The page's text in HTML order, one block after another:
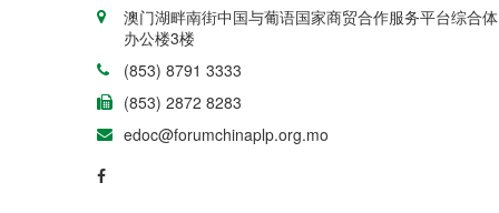
澳门湖畔南街中国与葡语国家商贸合作服务平台综合体
办公楼3楼
(853) 8791 3333
(853) 2872 8283
edoc@forumchinaplp.org.mo